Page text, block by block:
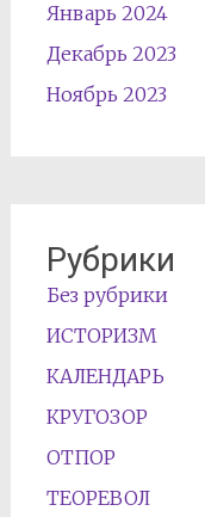
Январь 2024
Декабрь 2023
Ноябрь 2023
Рубрики
Без рубрики
ИСТОРИЗМ
КАЛЕНДАРЬ
КРУГОЗОР
ОТПОР
ТЕОРЕВОЛ